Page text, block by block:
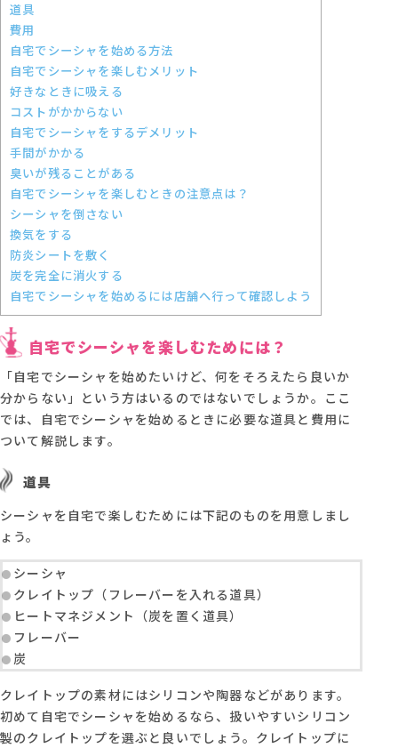
道具
費用
自宅でシーシャを始める方法
自宅でシーシャを楽しむメリット
好きなときに吸える
コストがかからない
自宅でシーシャをするデメリット
手間がかかる
臭いが残ることがある
自宅でシーシャを楽しむときの注意点は？
シーシャを倒さない
換気をする
防炎シートを敷く
炭を完全に消火する
自宅でシーシャを始めるには店舗へ行って確認しよう
自宅でシーシャを楽しむためには？
「自宅でシーシャを始めたいけど、何をそろえたら良いか
分からない」という方はいるのではないでしょうか。ここ
では、自宅でシーシャを始めるときに必要な道具と費用に
ついて解説します。
道具
シーシャを自宅で楽しむためには下記のものを用意しまし
ょう。
シーシャ
クレイトップ（フレーバーを入れる道具）
ヒートマネジメント（炭を置く道具）
フレーバー
炭
クレイトップの素材にはシリコンや陶器などがあります。
初めて自宅でシーシャを始めるなら、扱いやすいシリコン
製のクレイトップを選ぶと良いでしょう。クレイトップに